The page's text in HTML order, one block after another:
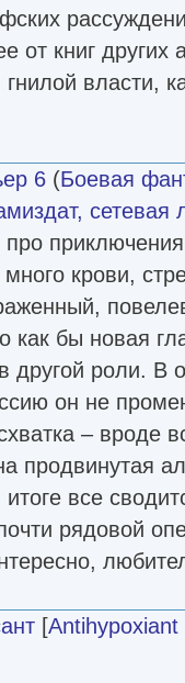
от книг других
власти,
6 (Боевая
сетевая
крови,
как бы новая
другой роли.
он не
– вроде
продвинутая
все
рядовой
[Antihypoxiant